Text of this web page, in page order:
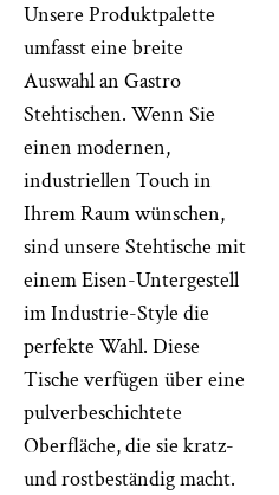
Unsere Produktpalette
umfasst eine breite
Auswahl an Gastro
Stehtischen. Wenn Sie
einen modernen,
industriellen Touch in
Ihrem Raum wünschen,
sind unsere Stehtische mit
einem Eisen-Untergestell
im Industrie-Style die
perfekte Wahl. Diese
Tische verfügen über eine
pulverbeschichtete
Oberfläche, die sie kratz-
und rostbeständig macht.